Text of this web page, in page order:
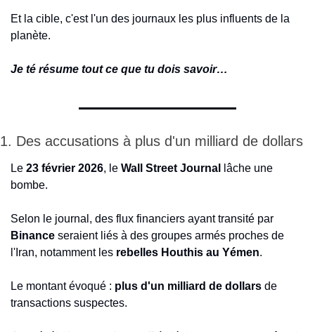
Et la cible, c'est l'un des journaux les plus influents de la
planète.
Je té résume tout ce que tu dois savoir…
1. Des accusations à plus d'un milliard de dollars
Le 23 février 2026, le Wall Street Journal
lâche une
bombe.
Binance seraient liés à des groupes armés proches de
l'Iran, notamment les rebelles Houthis au Yémen.
Le montant évoqué : plus d'un milliard de dollars de
transactions suspectes.